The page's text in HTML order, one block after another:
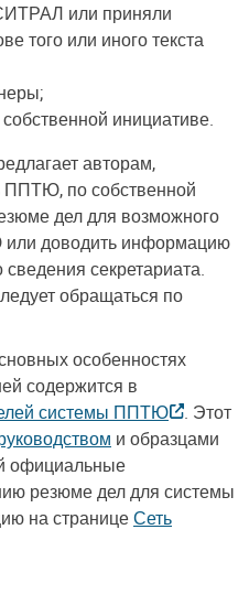
или приняли
того или иного текста
инициативе.
авторам,
по собственной
дел для возможного
доводить информацию
секретариата.
обращаться по
особенностях
содержится в
системы ППТЮ
. Этот
и образцами
официальные
резюме дел для системы
на страницеСеть